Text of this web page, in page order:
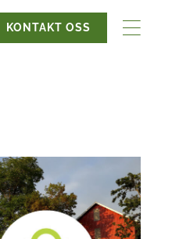
KONTAKT OSS